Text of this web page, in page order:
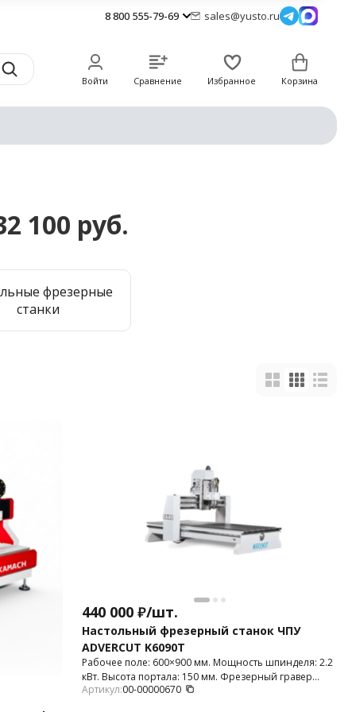
8 800 555-79-69 sales@yusto.ru
Войти Сравнение Избранное Корзина
100 руб.
фрезерные
станки
440 000 ₽/шт.
Настольный фрезерный станок ЧПУ
ADVERCUT K6090T
Рабочее поле: 600×900 мм. Мощность шпинделя: 2.2
кВт. Высота портала: 150 мм. Фрезерный гравер
используется для 2D и 3D фрезерования пластика,
Артикул:00-00000670